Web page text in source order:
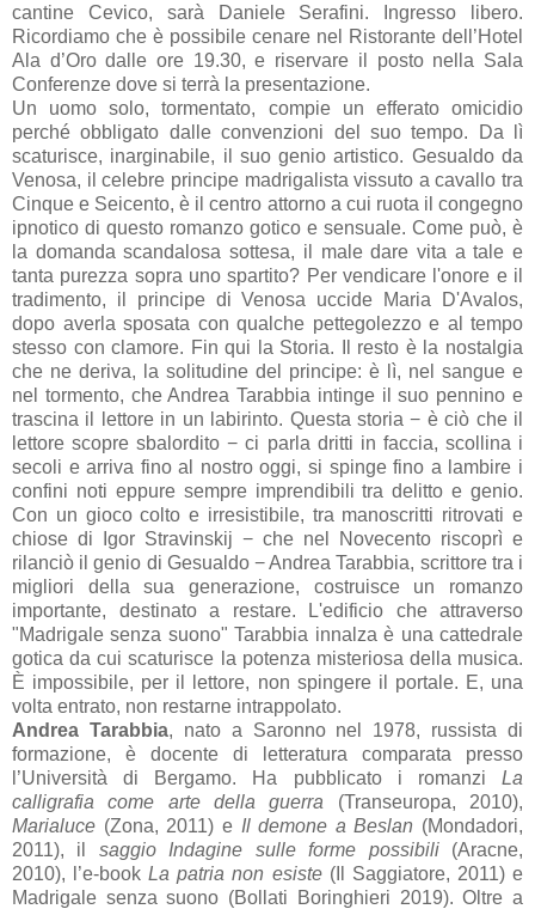
cantine Cevico, sarà Daniele Serafini. Ingresso libero.
Ricordiamo che è possibile cenare nel Ristorante dell’Hotel
Ala d’Oro dalle ore 19.30, e riservare il posto nella Sala
Conferenze dove si terrà la presentazione.
Un uomo solo, tormentato, compie un efferato omicidio
perché obbligato dalle convenzioni del suo tempo. Da lì
scaturisce, inarginabile, il suo genio artistico. Gesualdo da
Venosa, il celebre principe madrigalista vissuto a cavallo tra
Cinque e Seicento, è il centro attorno a cui ruota il congegno
ipnotico di questo romanzo gotico e sensuale. Come può, è
la domanda scandalosa sottesa, il male dare vita a tale e
tanta purezza sopra uno spartito? Per vendicare l'onore e il
tradimento, il principe di Venosa uccide Maria D'Avalos,
dopo averla sposata con qualche pettegolezzo e al tempo
stesso con clamore. Fin qui la Storia. Il resto è la nostalgia
che ne deriva, la solitudine del principe: è lì, nel sangue e
nel tormento, che Andrea Tarabbia intinge il suo pennino e
trascina il lettore in un labirinto. Questa storia − è ciò che il
lettore scopre sbalordito − ci parla dritti in faccia, scollina i
secoli e arriva fino al nostro oggi, si spinge fino a lambire i
confini noti eppure sempre imprendibili tra delitto e genio.
Con un gioco colto e irresistibile, tra manoscritti ritrovati e
chiose di Igor Stravinskij − che nel Novecento riscoprì e
rilanciò il genio di Gesualdo − Andrea Tarabbia, scrittore tra i
migliori della sua generazione, costruisce un romanzo
importante, destinato a restare. L'edificio che attraverso
"Madrigale senza suono" Tarabbia innalza è una cattedrale
gotica da cui scaturisce la potenza misteriosa della musica.
È impossibile, per il lettore, non spingere il portale. E, una
volta entrato, non restarne intrappolato.
Andrea Tarabbia, nato a Saronno nel 1978, russista di
formazione, è docente di letteratura comparata presso
l’Università di Bergamo. Ha pubblicato i romanzi La
calligrafia come arte della guerra (Transeuropa, 2010),
Marialuce (Zona, 2011) e Il demone a Beslan (Mondadori,
2011), il
saggio Indagine sulle forme possibili(Aracne,
2010), l’e-bookLa patria non esiste(Il Saggiatore, 2011) e
Madrigale senza suono (Bollati Boringhieri 2019). Oltre a